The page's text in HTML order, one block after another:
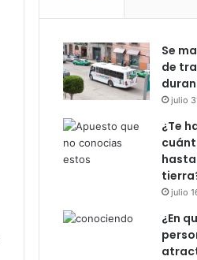
Se
de
julio
¿Te
julio
¿En